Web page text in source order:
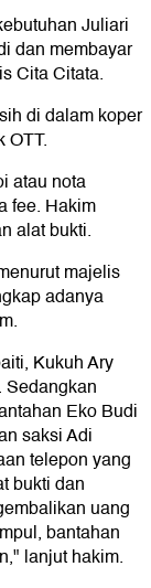
Juliari
dan membayar
Cita Citata.
di dalam koper
OTT.
atau nota
fee. Hakim
alat bukti.
majelis
adanya
Kukuh Ary
Eko Budi
saksi Adi
telepon yang
bukti dan
uang
bantahan
lanjut hakim.